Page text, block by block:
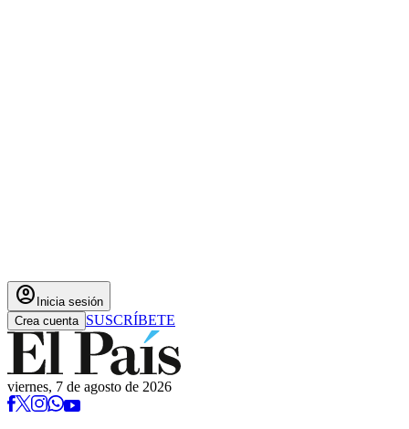
account_circle Inicia sesión
Crea cuenta SUSCRÍBETE
viernes, 7 de agosto de 2026